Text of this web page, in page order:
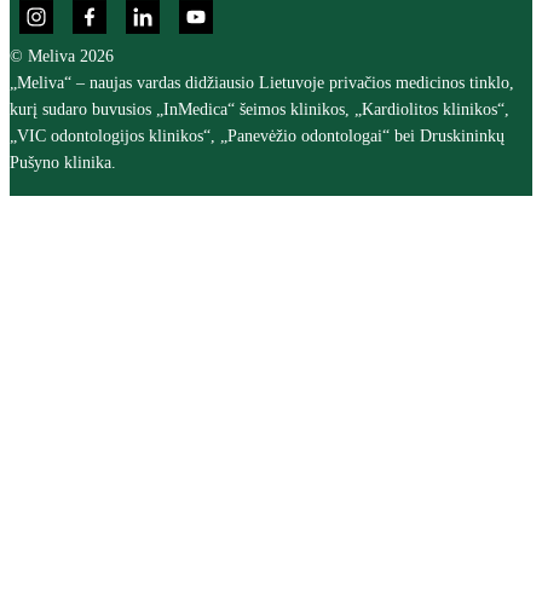
© Meliva 2026
„Meliva“ – naujas vardas didžiausio Lietuvoje privačios medicinos tinklo,
kurį sudaro buvusios „InMedica“ šeimos klinikos, „Kardiolitos klinikos“,
„VIC odontologijos klinikos“, „Panevėžio odontologai“ bei Druskininkų
Pušyno klinika.